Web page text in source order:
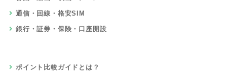
通信・回線・格安SIM
銀行・証券・保険・口座開設
ポイント比較ガイドとは？